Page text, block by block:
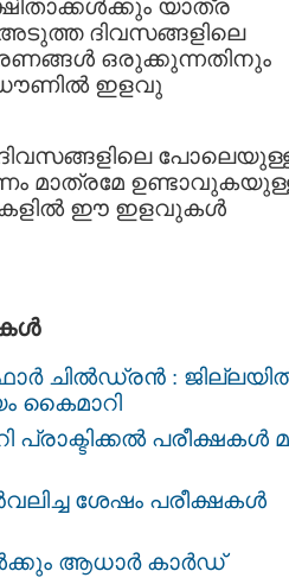
യാത്ര
ദിവസങ്ങളിലെ
ഒരുക്കുന്നതിനും
ഇളവു
മാത്രമേ
ഈ ഇളവുകള്‍
ചില്‍ഡ്രന്‍ :
കൈമാറി
പരീക്ഷകൾ
ശേഷം പരീക്ഷകള്‍
ആധാര്‍ കാര്‍ഡ്